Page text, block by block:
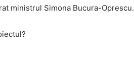
ministrul Simona Bucura-Oprescu.